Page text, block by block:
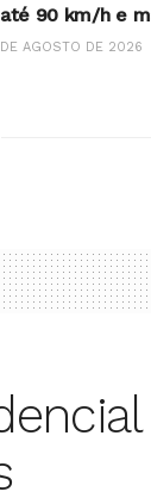
90 km/h e
AGOSTO DE 2026